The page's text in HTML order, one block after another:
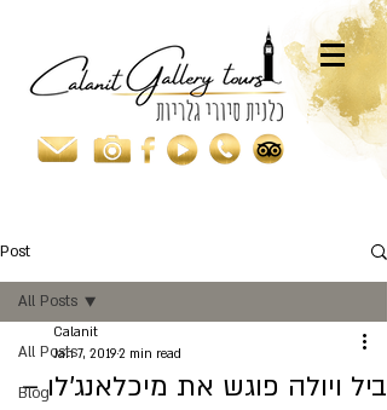
Post
All Posts
Blog
All Posts
ביל ויולה פוגש את מיכלאנג'לו –
Calanit
Jan 7, 20192 min read